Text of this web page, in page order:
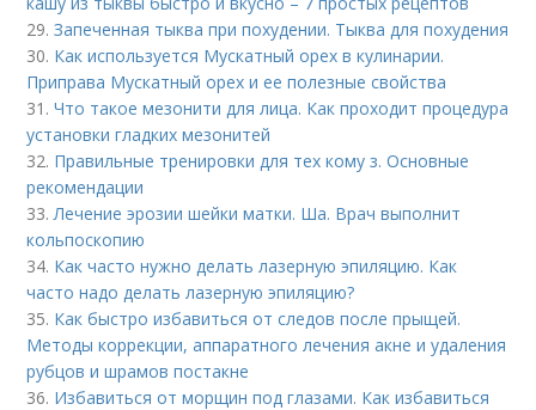
29.Запеченная тыква при похудении. Тыква для похудения
30. Как используется Мускатный орех в кулинарии.
Приправа Мускатный орех и ее полезные свойства
31.Что такое мезонити для лица. Как проходит процедура
установки гладких мезонитей
32. Правильные тренировки для тех кому з. Основные
рекомендации
33.Лечение эрозии шейки матки. Ша. Врач выполнит
кольпоскопию
34. Как часто нужно делать лазерную эпиляцию. Как
часто надо делать лазерную эпиляцию?
35. Как быстро избавиться от следов после прыщей.
Методы коррекции, аппаратного лечения акне и удаления
рубцов и шрамов постакне
36. Избавиться от морщин под глазами. Как избавиться